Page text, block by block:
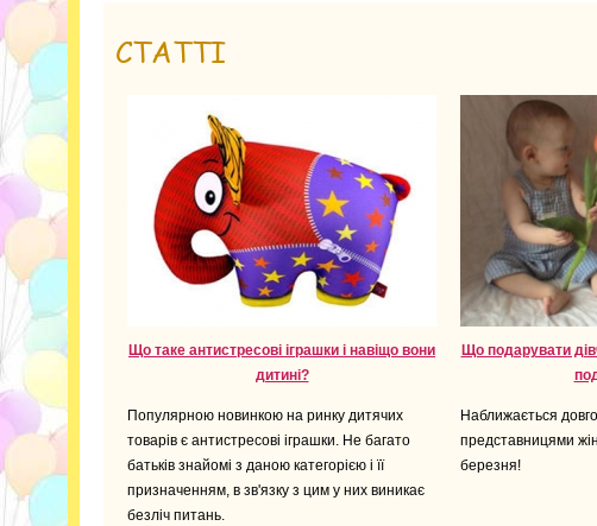
СТАТТІ
Що таке антистресові іграшки і навіщо вони
дитині?
Популярною новинкою на ринку дитячих
товарів є антистресові іграшки. Не багато
батьків знайомі з даною категорією і її
призначенням, в зв'язку з цим у них виникає
безліч питань.
Що подарувати
Наближається
представницями
березня!